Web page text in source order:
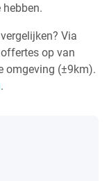
Via
op van
omgeving (±9km).
.